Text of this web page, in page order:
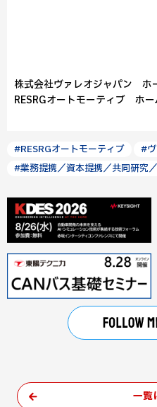
株式会社ヴァレオジャパン ホ
RESRGオートモーティブ ホー
#RESRGオートモーティブ #
#業務提携／資本提携／共同研究
一覧